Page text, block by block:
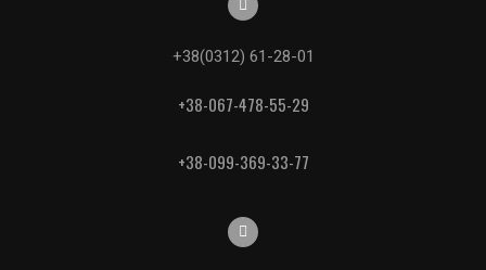
+38(0312) 61-28-01
+38-067-478-55-29
+38-099-369-33-77